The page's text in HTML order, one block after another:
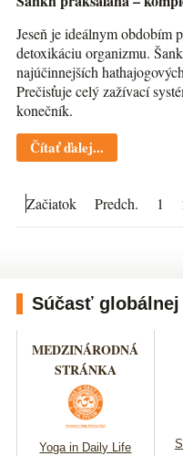
Jeseň je ideálnym obdobím
detoxikáciu organizmu.
najúčinnejších
Prečisťuje celý zažívací
konečník.
Čítať ďalej...
Začiatok Predch. 1
Súčasť
MEDZINÁRODNÁ
STRÁNKA
Yoga in Daily Life